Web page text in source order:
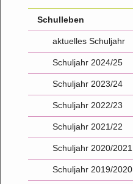
Schulleben
aktuelles Schuljahr
Schuljahr 2024/25
Schuljahr 2023/24
Schuljahr 2022/23
Schuljahr 2021/22
Schuljahr 2020/2021
Schuljahr 2019/2020